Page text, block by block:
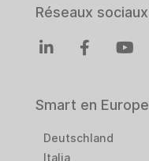
Réseaux sociaux
Smart en Europe
Deutschland
Italia